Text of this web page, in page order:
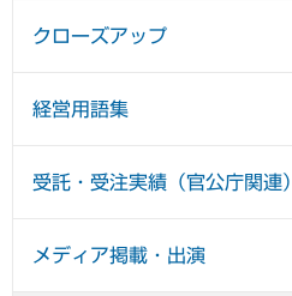
クローズアップ
経営用語集
受託・受注実績（官公庁関連）
メディア掲載・出演